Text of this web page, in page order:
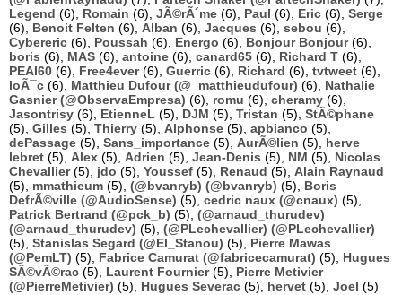
Legend (6), Romain (6), JÃ©rÃ´me (6), Paul (6), Eric (6), Serge
(6), Benoit Felten (6), Alban (6), Jacques (6), sebou (6),
Cybereric (6), Poussah (6), Energo (6), Bonjour Bonjour(6),
boris (6), MAS (6), antoine (6), canard65 (6), Richard T (6),
PEAI60 (6), Free4ever(6), Guerric (6), Richard (6), tvtweet (6),
loÃ¯c (6), Matthieu Dufour (@_matthieudufour) (6), Nathalie
Gasnier (@ObservaEmpresa) (6), romu (6), cheramy (6),
Jasontrisy (6), EtienneL (5), DJM (5), Tristan (5), StÃ©phane
(5), Gilles (5), Thierry (5), Alphonse (5), apbianco (5),
dePassage (5), Sans_importance (5), AurÃ©lien (5), herve
lebret (5), Alex (5), Adrien (5), Jean-Denis (5), NM (5), Nicolas
Chevallier(5), jdo (5), Youssef (5), Renaud (5), Alain Raynaud
(5), mmathieum (5), (@bvanryb) (@bvanryb) (5), Boris
DefrÃ©ville (@AudioSense) (5), cedric naux (@cnaux) (5),
Patrick Bertrand (@pck_b) (5), (@arnaud_thurudev)
(@arnaud_thurudev) (5), (@PLechevallier) (@PLechevallier)
(5), Stanislas Segard (@El_Stanou) (5), Pierre Mawas
(@PemLT) (5), Fabrice Camurat (@fabricecamurat) (5), Hugues
SÃ©vÃ©rac (5), Laurent Fournier(5), Pierre Metivier
(@PierreMetivier) (5), Hugues Severac (5), hervet (5), Joel (5)